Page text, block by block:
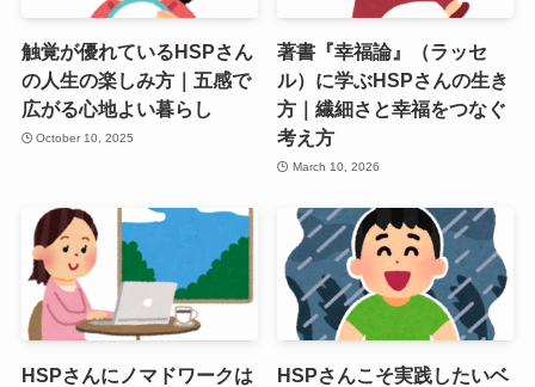
触覚が優れているHSPさん
の人生の楽しみ方｜五感で
広がる心地よい暮らし
October 10, 2025
著書『幸福論』（ラッセ
ル）に学ぶHSPさんの生き
方｜繊細さと幸福をつなぐ
考え方
March 10, 2026
HSPさんにノマドワークは
HSPさんこそ実践したいベ